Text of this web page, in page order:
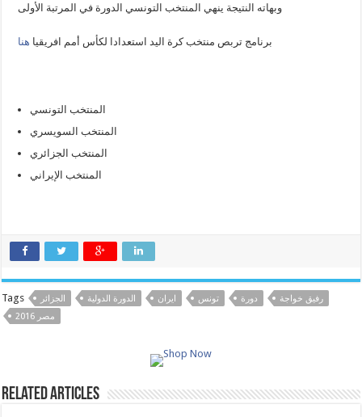
وبهاته النتيجة ينهي المنتخب التونسي الدورة في المرتبة الأولى
برنامج تربص منتخب كرة اليد استعدادا لكأس أمم افريقيا هنا
المنتخب التونسي
المنتخب السويسري
المنتخب الجزائري
المنتخب الإيراني
Tags الجزائر الدورة الدولية ايران تونس دورة
رفيق خواجة
مصر 2016
Related Articles